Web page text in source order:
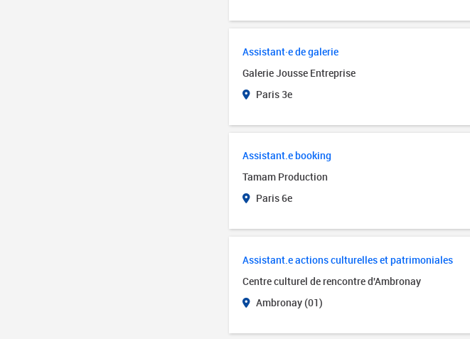
Assistant·e de galerie
Galerie Jousse Entreprise
Paris 3e
Assistant.e booking
Tamam Production
Paris 6e
Assistant.e actions culturelles et patrimoniales
Centre culturel de rencontre d'Ambronay
Ambronay (01)